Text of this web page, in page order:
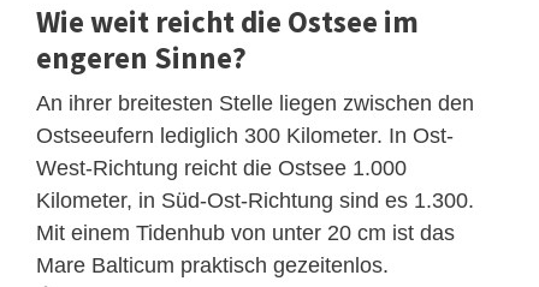
Wie weit reicht die Ostsee im
engeren Sinne?
An ihrer breitesten Stelle liegen zwischen den
Ostseeufern lediglich 300 Kilometer. In Ost-
West-Richtung reicht die Ostsee 1.000
Kilometer, in Süd-Ost-Richtung sind es 1.300.
Mit einem Tidenhub von unter 20 cm ist das
Mare Balticum praktisch gezeitenlos.